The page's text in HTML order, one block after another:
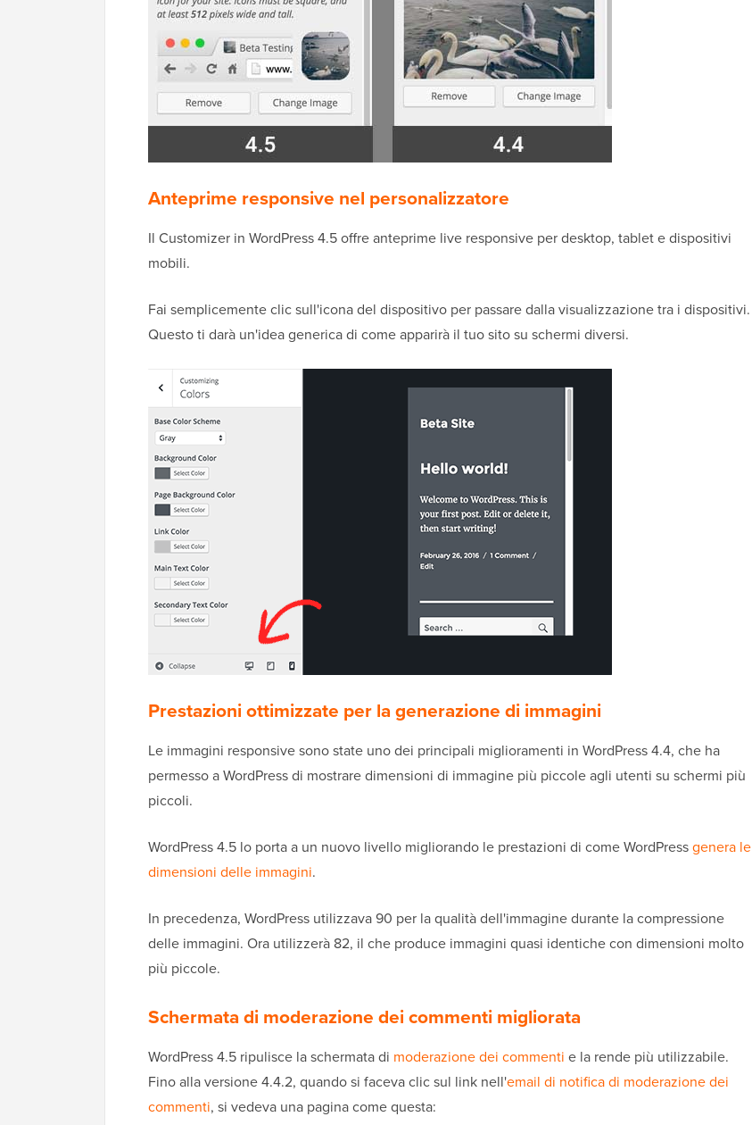
Anteprime responsive nel personalizzatore
Il Customizer in WordPress 4.5 offre anteprime live responsive per desktop, tablet e dispositivi
mobili.
Fai semplicemente clic sull'icona del dispositivo per passare dalla visualizzazione tra i dispositivi.
Questo ti darà un'idea generica di come apparirà il tuo sito su schermi diversi.
Prestazioni ottimizzate per la generazione di immagini
Le immagini responsive sono state uno dei principali miglioramenti in WordPress 4.4, che ha
permesso a WordPress di mostrare dimensioni di immagine più piccole agli utenti su schermi più
piccoli.
WordPress 4.5 lo porta a un nuovo livello migliorando le prestazioni di come WordPressgenera le
dimensioni delle immagini.
In precedenza, WordPress utilizzava 90 per la qualità dell'immagine durante la compressione
delle immagini. Ora utilizzerà 82, il che produce immagini quasi identiche con dimensioni molto
più piccole.
Schermata di moderazione dei commenti migliorata
WordPress 4.5 ripulisce la schermata di moderazione dei commenti e la rende più utilizzabile.
Fino alla versione 4.4.2, quando si faceva clic sul link nell'email di notifica di moderazione dei
commenti, si vedeva una pagina come questa: